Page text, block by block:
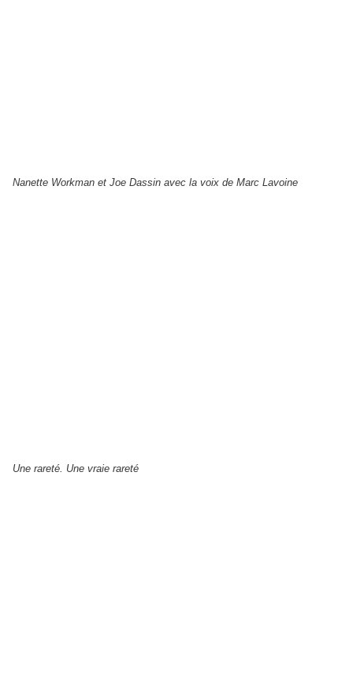
Nanette Workman et Joe Dassin avec la voix de Marc Lavoine
Une rareté. Une vraie rareté